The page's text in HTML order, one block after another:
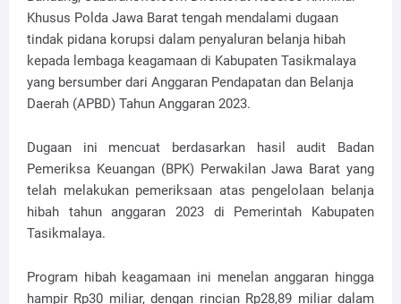
Khusus Polda Jawa Barat tengah mendalami dugaan
tindak pidana korupsi dalam penyaluran belanja hibah
kepada lembaga keagamaan di Kabupaten Tasikmalaya
yang bersumber dari Anggaran Pendapatan dan Belanja
Daerah (APBD) Tahun Anggaran 2023.
Dugaan ini mencuat berdasarkan hasil audit Badan
Pemeriksa Keuangan (BPK) Perwakilan Jawa Barat yang
telah melakukan pemeriksaan atas pengelolaan belanja
hibah tahun anggaran 2023 di Pemerintah Kabupaten
Tasikmalaya.
Program hibah keagamaan ini menelan anggaran hingga
hampir Rp30 miliar, dengan rincian Rp28,89 miliar dalam